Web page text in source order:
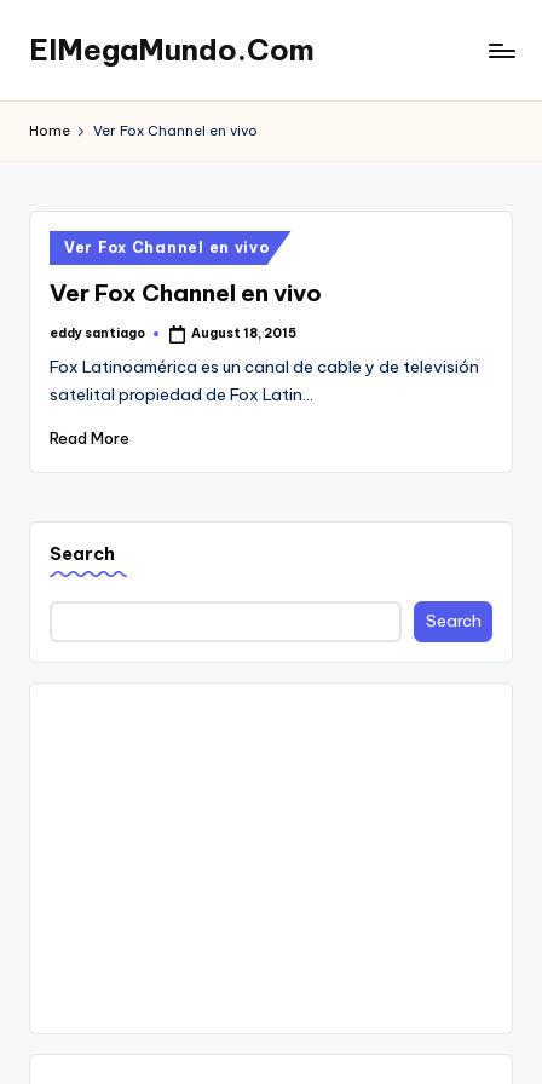
content
ElMegaMundo.Com
EN
Home Ver Fox Channel en vivo
Posted
in
Ver Fox Channel en vivo
Ver Fox Channel en vivo
Posted
eddy santiago August 18, 2015
Fox Latinoamérica es un canal de cable y de televisión
satelital propiedad de Fox Latin…
Read More
Search
Search